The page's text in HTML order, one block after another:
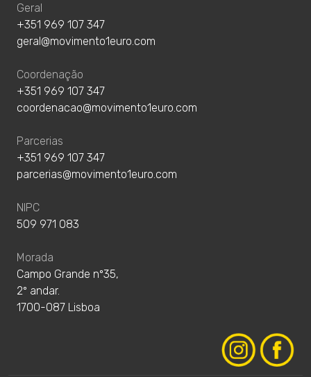
Geral
+351 969 107 347
geral@movimento1euro.com
Coordenação
+351 969 107 347
coordenacao@movimento1euro.com
Parcerias
+351 969 107 347
parcerias@movimento1euro.com
NIPC
509 971 083
Morada
Campo Grande nº35,
2º andar.
1700-087 Lisboa